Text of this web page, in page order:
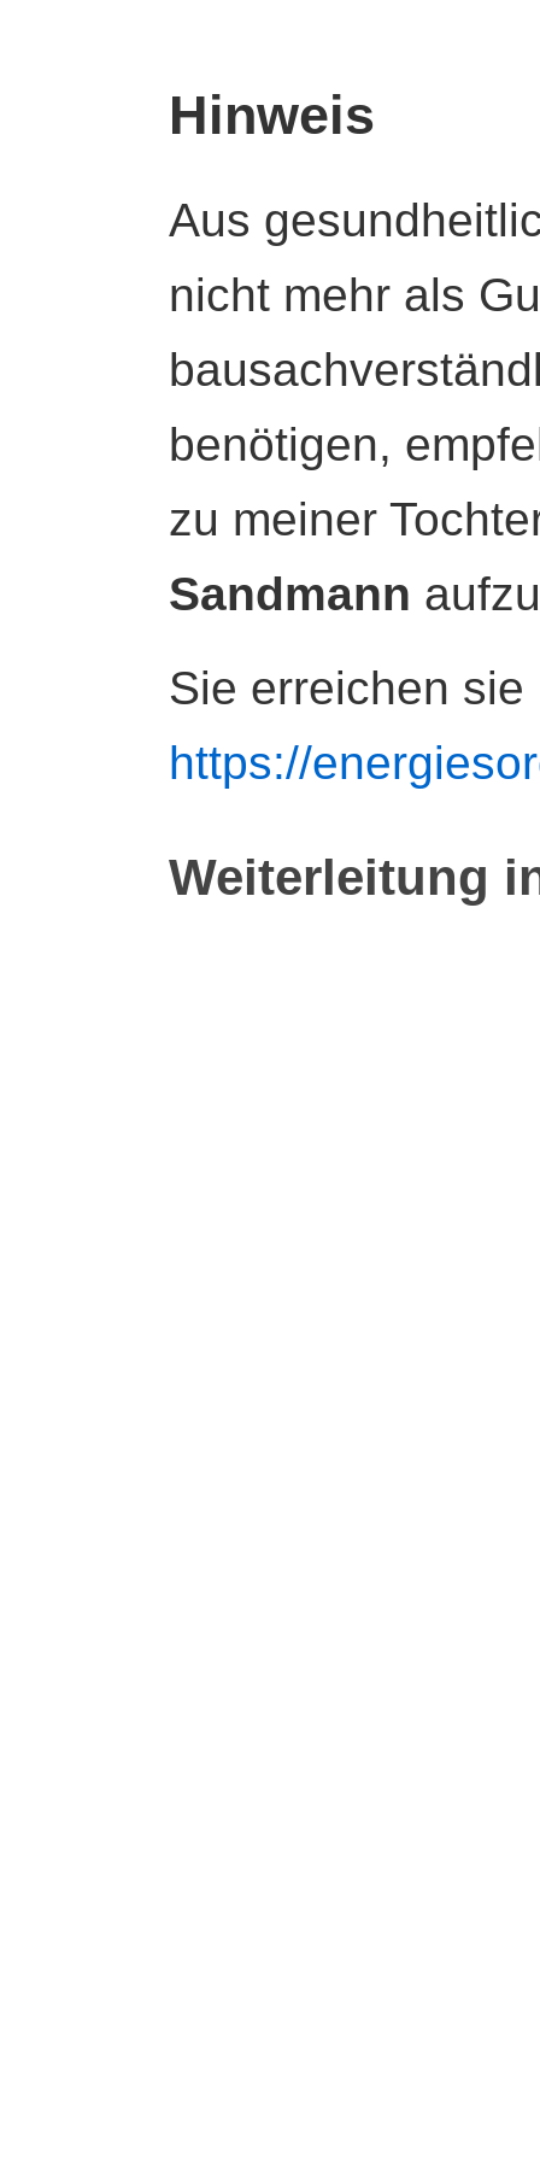
Hinweis
Aus
nicht mehr als
benötigen,
zu meiner
Sandmann
Sie erreichen sie
https://
Weiterleitung